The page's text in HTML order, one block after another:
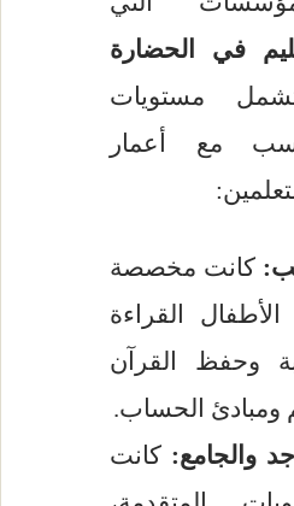
في الحضارة
مستويات
مع أعمار
مخصصة
القراءة
وحفظ القرآن
الحساب.
كانت